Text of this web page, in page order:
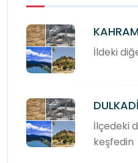
İldeki
İlçedeki
keşfedin